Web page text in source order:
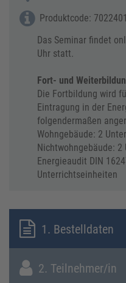
Produktcode:
Das Seminar findet
Uhr statt.
Fort- und
Die Fortbildung wird
Eintragung in der
folgendermaßen
Wohngebäude: 2
Nichtwohngebäude:
Energieaudit DIN
Unterrichtseinheiten
1. Bestelldaten
2. Teilnehmer/in